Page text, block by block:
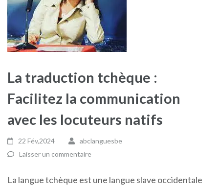
La traduction tchèque :
Facilitez la communication
avec les locuteurs natifs
22 Fév,2024
abclanguesbe
Laisser un commentaire
La langue tchèque est une langue slave occidentale